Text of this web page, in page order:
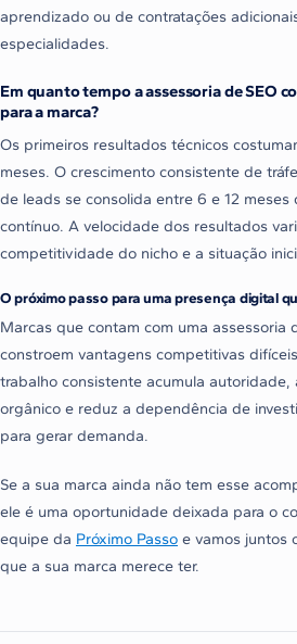
aprendizado ou de contratações
especialidades.
Em quanto tempo a assessoria de SEO
para a marca?
Os primeiros resultados técnicos
meses. O crescimento consistente de
de leads se consolida entre 6 e 12
contínuo. A velocidade dos resultados
competitividade do nicho e a situação
O próximo passo para uma presença digital
Marcas que contam com uma assessoria
constroem vantagens competitivas
trabalho consistente acumula autoridade,
orgânico e reduz a dependência de
para gerar demanda.
Se a sua marca ainda não tem esse
ele é uma oportunidade deixada para o
equipe da Próximo Passo e vamos juntos
que a sua marca merece ter.